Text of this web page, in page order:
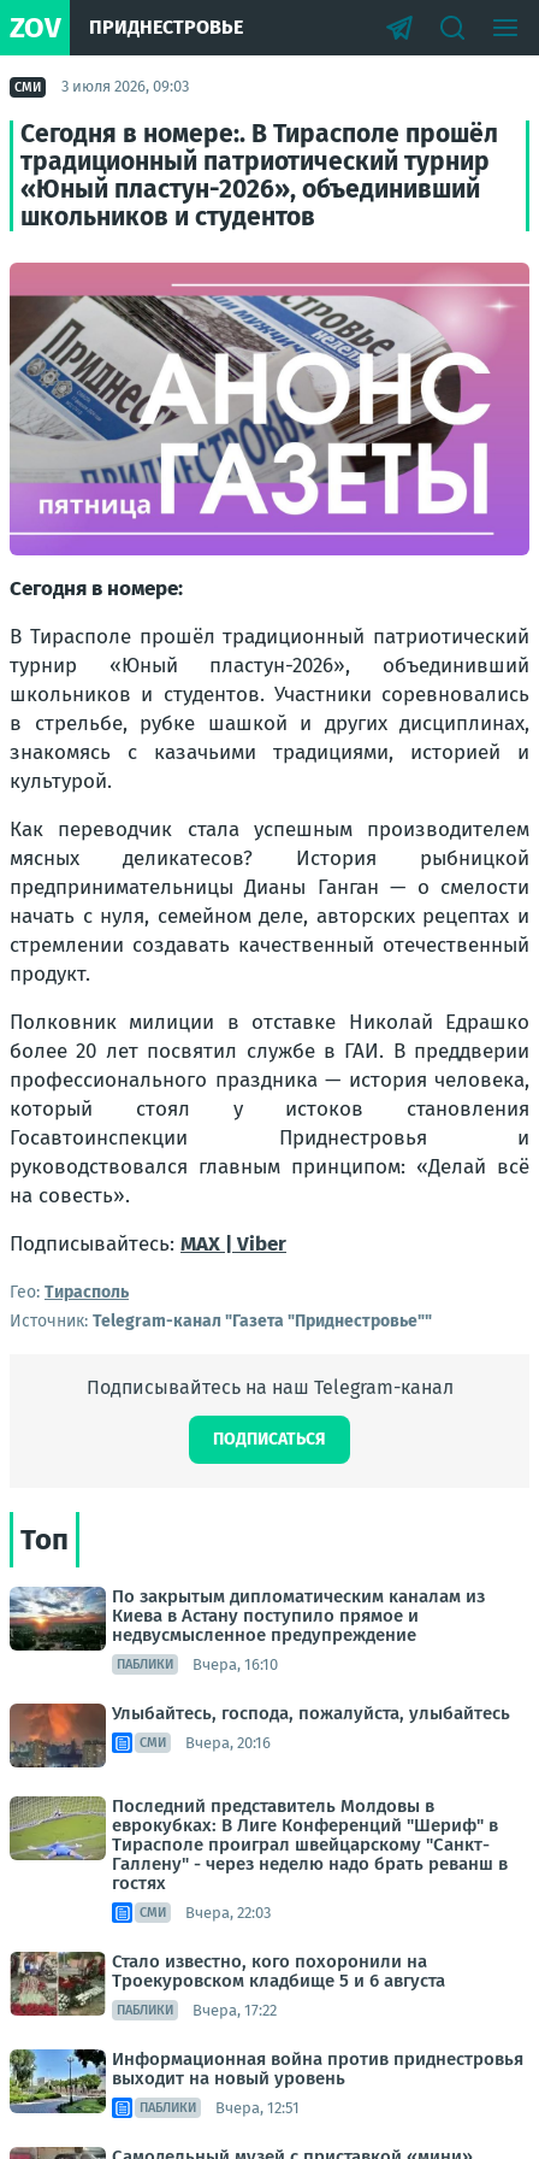
ZOV ПРИДНЕСТРОВЬЕ
СМИ 3 июля 2026, 09:03
Сегодня в номере:. В Тирасполе прошёл
традиционный патриотический турнир
«Юный пластун-2026», объединивший
школьников и студентов
Сегодня в номере:
В Тирасполе прошёл традиционный патриотический
турнир «Юный пластун-2026», объединивший
школьников и студентов. Участники соревновались
в стрельбе, рубке шашкой и других дисциплинах,
знакомясь с казачьими традициями, историей и
культурой.
Как переводчик стала успешным производителем
мясных деликатесов? История рыбницкой
предпринимательницы Дианы Ганган — о смелости
начать с нуля, семейном деле, авторских рецептах и
стремлении создавать качественный отечественный
продукт.
Полковник милиции в отставке Николай Едрашко
более 20 лет посвятил службе в ГАИ. В преддверии
профессионального праздника — история человека,
который стоял у истоков становления
Госавтоинспекции Приднестровья и
руководствовался главным принципом: «Делай всё
на совесть».
Подписывайтесь: MAX | Viber
Гео: Тирасполь
Источник: Telegram-канал "Газета "Приднестровье""
Подписывайтесь на наш Telegram-канал
ПОДПИСАТЬСЯ
Топ
По закрытым дипломатическим каналам из
Киева в Астану поступило прямое и
недвусмысленное предупреждение
ПАБЛИКИ Вчера, 16:10
Улыбайтесь, господа, пожалуйста, улыбайтесь
СМИ Вчера, 20:16
Последний представитель Молдовы в
еврокубках: В Лиге Конференций "Шериф" в
Тирасполе проиграл швейцарскому "Санкт-
Галлену" - через неделю надо брать реванш в
гостях
СМИ Вчера, 22:03
Стало известно, кого похоронили на
Троекуровском кладбище 5 и 6 августа
ПАБЛИКИ Вчера, 17:22
Информационная война против приднестровья
выходит на новый уровень
ПАБЛИКИ Вчера, 12:51